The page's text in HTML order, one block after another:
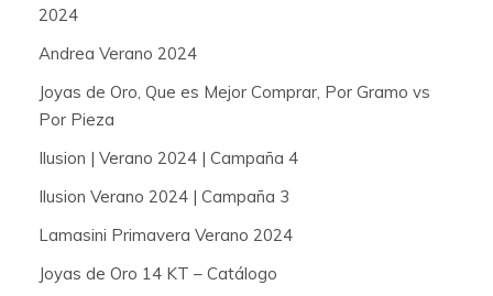
2024
Andrea Verano 2024
Joyas de Oro, Que es Mejor Comprar, Por Gramo vs
Por Pieza
Ilusion | Verano 2024 | Campaña 4
Ilusion Verano 2024 | Campaña 3
Lamasini Primavera Verano 2024
Joyas de Oro 14 KT – Catálogo